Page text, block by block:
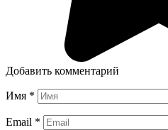
Добавить комментарий
Имя *
Email *